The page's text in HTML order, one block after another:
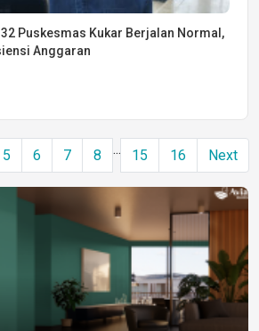
Puskesmas Kukar Berjalan Normal,
Anggaran
5 6 7 8 ... 15 16 Next